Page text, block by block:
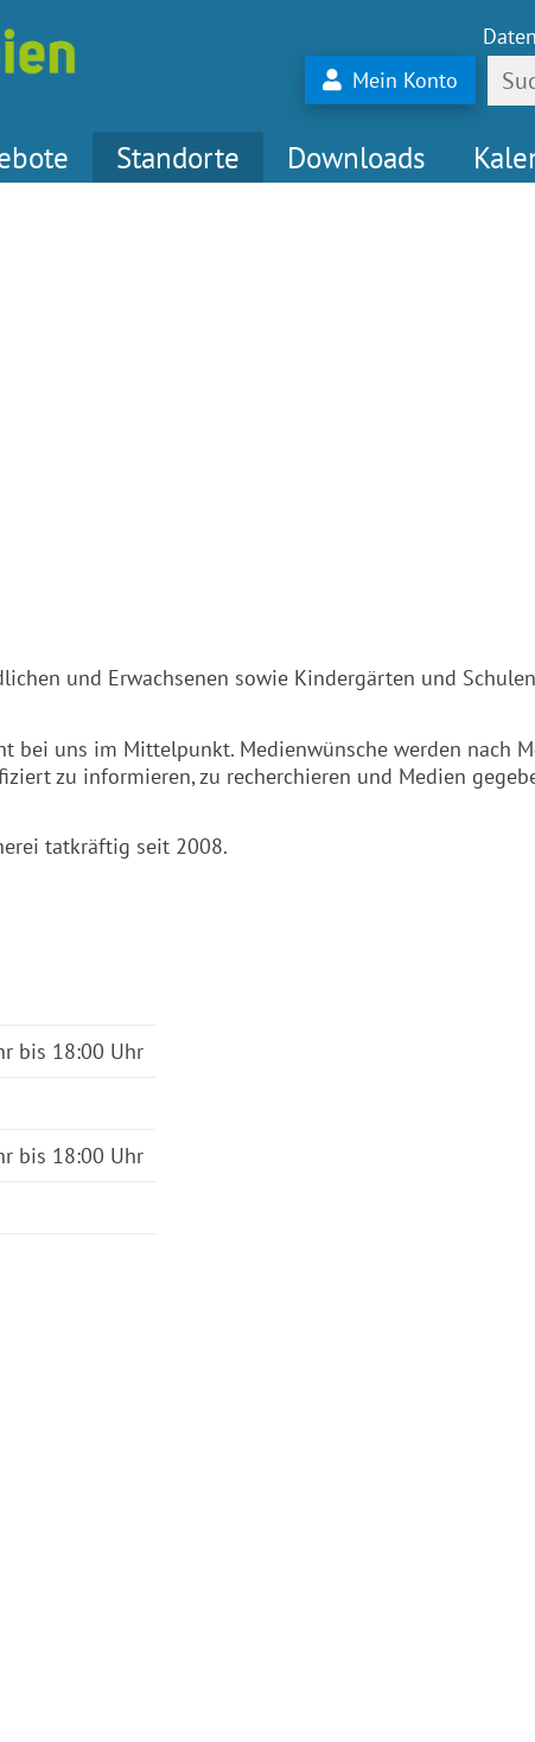
Mein Konto
Standorte Downloads
und Erwachsenen sowie Kindergärten und
bei uns im Mittelpunkt. Medienwünsche werden nach
zu informieren, zu recherchieren und Medien
tatkräftig seit 2008.
bis 18:00 Uhr
bis 18:00 Uhr